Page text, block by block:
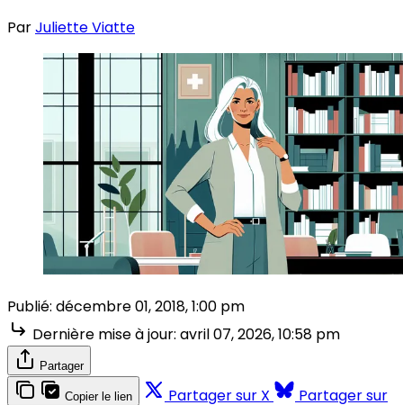
ParJuliette Viatte
Publié: décembre 01, 2018, 1:00 pm
Dernière mise à jour: avril 07, 2026, 10:58 pm
Partager
Copier le lien Partager sur X
Partager sur